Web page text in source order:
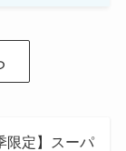
限定】スーパ